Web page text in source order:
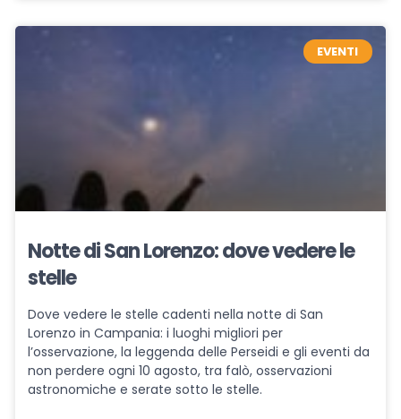
EVENTI
Notte di San Lorenzo: dove vedere le
stelle
Dove vedere le stelle cadenti nella notte di San
Lorenzo in Campania: i luoghi migliori per
l’osservazione, la leggenda delle Perseidi e gli eventi da
non perdere ogni 10 agosto, tra falò, osservazioni
astronomiche e serate sotto le stelle.